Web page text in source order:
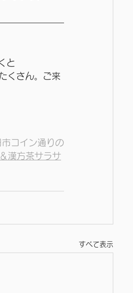
と
くさん。ご来
コイン通りの
漢方茶サラサ
すべて表示